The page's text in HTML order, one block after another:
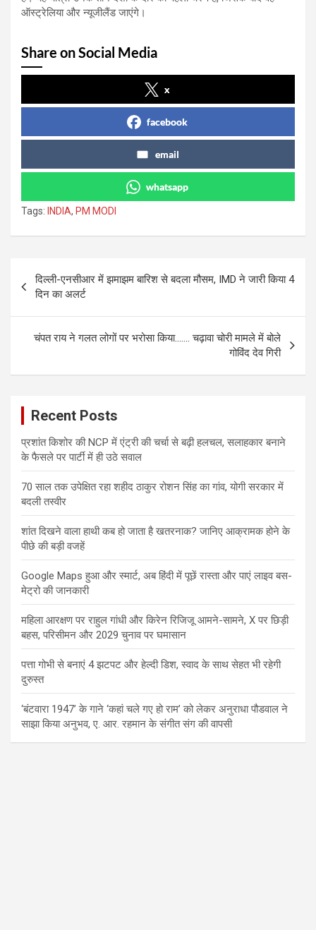
ऑस्ट्रेलिया और न्यूजीलैंड जाएंगे।
Share on Social Media
x
facebook
email
whatsapp
Tags: INDIA, PM MODI
navigation
दिल्ली-एनसीआर में झमाझम बारिश से बदला मौसम, IMD ने जारी किया 4
दिन का अलर्ट
चंपत राय ने गलत लोगों पर भरोसा किया……. चढ़ावा चोरी मामले में बोले
गोविंद देव गिरी
Recent Posts
प्रशांत किशोर की NCP में एंट्री की चर्चा से बढ़ी हलचल, सलाहकार बनाने
के फैसले पर पार्टी में ही उठे सवाल
70 साल तक उपेक्षित रहा शहीद ठाकुर रोशन सिंह का गांव, योगी सरकार में
बदली तस्वीर
शांत दिखने वाला हाथी कब हो जाता है खतरनाक? जानिए आक्रामक होने के
पीछे की बड़ी वजहें
Google Maps हुआ और स्मार्ट, अब हिंदी में पूछें रास्ता और पाएं लाइव बस-
मेट्रो की जानकारी
महिला आरक्षण पर राहुल गांधी और किरेन रिजिजू आमने-सामने, X पर छिड़ी
बहस, परिसीमन और 2029 चुनाव पर घमासान
पत्ता गोभी से बनाएं 4 झटपट और हेल्दी डिश, स्वाद के साथ सेहत भी रहेगी
दुरुस्त
‘बंटवारा 1947’ के गाने ‘कहां चले गए हो राम’ को लेकर अनुराधा पौडवाल ने
साझा किया अनुभव, ए. आर. रहमान के संगीत संग की वापसी